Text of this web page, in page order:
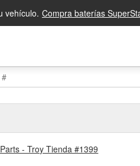
vehículo. Compra baterías
- Troy Tienda #1399